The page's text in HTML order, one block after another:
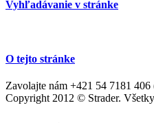
Vyhľadávanie v stránke
O tejto stránke
Zavolajte nám +421 54 7181
Copyright 2012 © Strader.